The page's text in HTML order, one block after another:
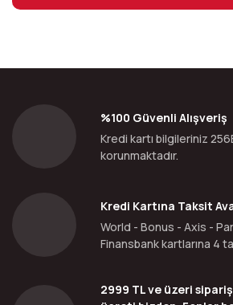
%100 Güvenli Alışveriş
Kredi kartı bilgileriniz
korunmaktadır.
Kredi Kartına Taksit
World - Bonus - Axis -
Finansbank kartlarına 4
2999 TL ve üzeri